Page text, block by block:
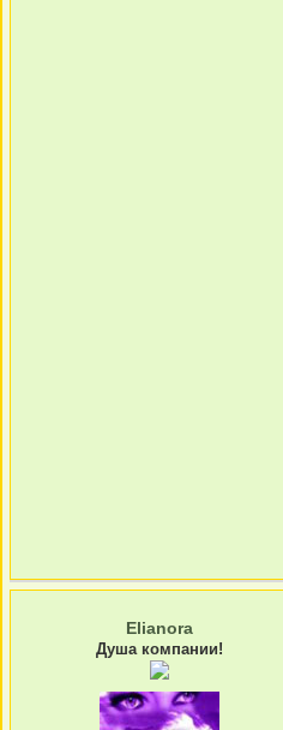
Elianora
Душа компании!